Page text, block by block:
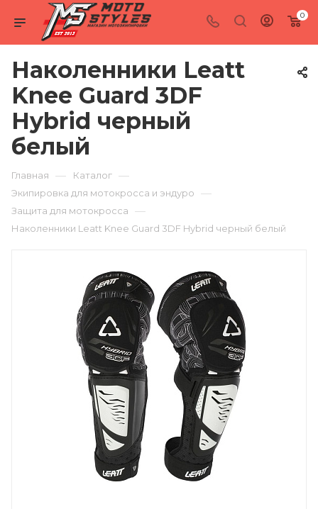
0
Наколенники Leatt
Knee Guard 3DF
Hybrid черный
белый
Главная — Каталог —
Экипировка для мотокросса и эндуро —
Защита для мотокросса —
Наколенники Leatt Knee Guard 3DF Hybrid черный белый